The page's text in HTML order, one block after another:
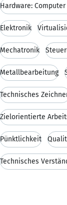
Hardware:
Elektronik
Mechatronik
Metallbearbeitung
Technisches
Zielorientierte
Pünktlichkeit
Technisches